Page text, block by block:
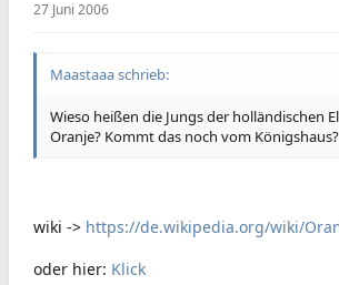
27 Juni 2006
Maastaaa schrieb:
Wieso heißen die Jungs der holländischen
Oranje? Kommt das noch vom Königshaus?
wiki -> https://de.wikipedia.org/wiki/
oder hier: Klick